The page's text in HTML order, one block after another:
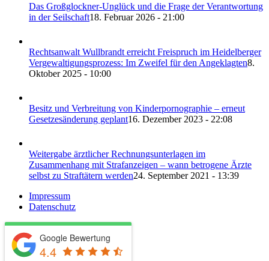
Das Großglockner-Unglück und die Frage der Verantwortung
in der Seilschaft18. Februar 2026 - 21:00
Rechtsanwalt Wullbrandt erreicht Freispruch im Heidelberger
Vergewaltigungsprozess: Im Zweifel für den Angeklagten8.
Oktober 2025 - 10:00
Besitz und Verbreitung von Kinderpornographie – erneut
Gesetzesänderung geplant16. Dezember 2023 - 22:08
Weitergabe ärztlicher Rechnungsunterlagen im
Zusammenhang mit Strafanzeigen – wann betrogene Ärzte
selbst zu Straftätern werden24. September 2021 - 13:39
Impressum
Datenschutz
Google Bewertung
4.4